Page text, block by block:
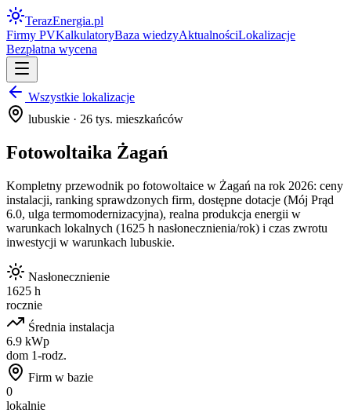
TerazEnergia.pl
Firmy PVKalkulatoryBaza wiedzyAktualnościLokalizacje
Bezpłatna wycena
Wszystkie lokalizacje
lubuskie · 26 tys. mieszkańców
Fotowoltaika Żagań
Kompletny przewodnik po fotowoltaice w Żagań na rok 2026: ceny
instalacji, ranking sprawdzonych firm, dostępne dotacje (Mój Prąd
6.0, ulga termomodernizacyjna), realna produkcja energii w
warunkach lokalnych (1625 h nasłonecznienia/rok) i czas zwrotu
inwestycji w warunkach lubuskie.
Nasłonecznienie
1625 h
rocznie
Średnia instalacja
6.9 kWp
dom 1-rodz.
Firm w bazie
0
lokalnie